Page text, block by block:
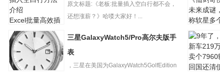
果之前发布最新
一代MetaQues
元：4KI
Excel批量高效插
入空白行方法介
绍
原文标题:《老板:批量插入空白行都不会，
还想涨薪？》哈喽大家好！...
经典单机
《仙剑奇
未来成谜
称软星多
三星GalaxyWatch5/Pro高尔夫版手
表
，三星在美国为GalaxyWatch5GolfEdition